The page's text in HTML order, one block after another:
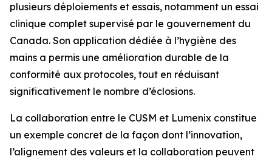
plusieurs déploiements et essais, notamment un essai
clinique complet supervisé par le gouvernement du
Canada. Son application dédiée à l’hygiène des
mains a permis une amélioration durable de la
conformité aux protocoles, tout en réduisant
significativement le nombre d’éclosions.
La collaboration entre le CUSM et Lumenix constitue
un exemple concret de la façon dont l’innovation,
l’alignement des valeurs et la collaboration peuvent